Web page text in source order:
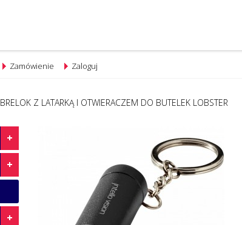
Zaloguj
Zamówienie
BRELOK Z LATARKĄ I OTWIERACZEM DO BUTELEK LOBSTER